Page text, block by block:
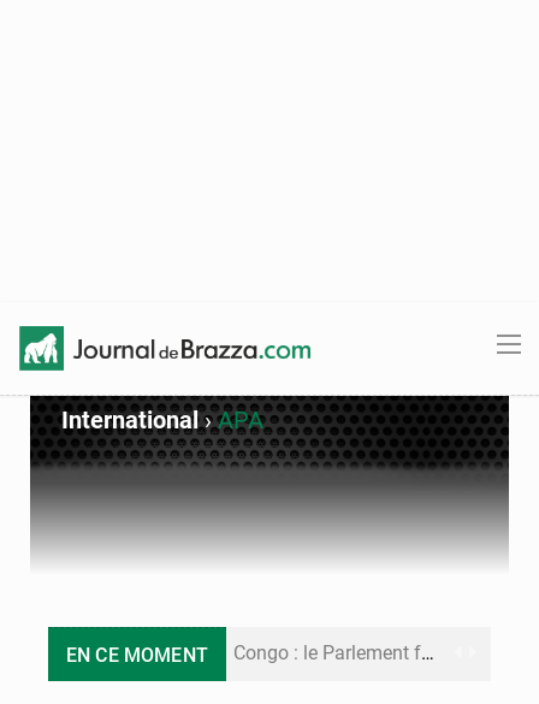
International›APA
EN CE MOMENT Congo : le Parlement formule 28 recommandations sur le Cadre budgétaire 2027-2029